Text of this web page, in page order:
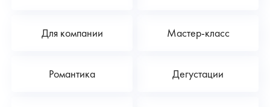
Для компании Мастер-класс
Романтика Дегустации